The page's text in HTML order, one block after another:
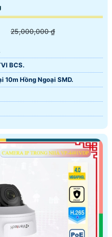
25,000,000 ₫
BCS.
10m Hồng Ngoại SMD.